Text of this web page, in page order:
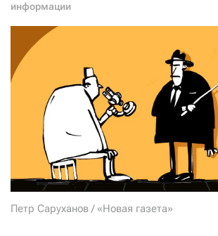
информации
Петр Саруханов / «Новая газета»
Нажимая кнопку «Стать соучастником»,
ПОДЕЛИТЬСЯ С ДРУЗЬЯМИ
Если у вас есть вопросы, пишите
звоните:
+7 (929) 612-03-68